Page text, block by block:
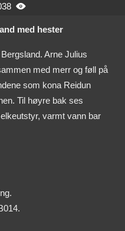

med hester
Arne Julius
med merr og føll på
som kona Reidun
Til høyre bak ses
varmt vann bar